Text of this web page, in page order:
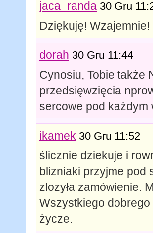
jaca_randa 30 Gru
Dziękuję! Wzajemnie!
dorah 30 Gru 11:44
Cynosiu, Tobie także
przedsięwzięcia
sercowe pod każdym
ikamek 30 Gru 11:52
ślicznie dziekuje i
blizniaki przyjme pod
zlozyła zamówienie.
Wszystkiego dobrego
życze.